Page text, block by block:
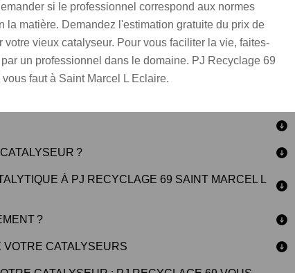
si le professionnel correspond aux normes
la matière. Demandez l'estimation gratuite du prix de
votre vieux catalyseur. Pour vous faciliter la vie, faites-
un professionnel dans le domaine. PJ Recyclage 69
vous faut à Saint Marcel L Eclaire.
?
À PJ RECYCLAGE 69 SAINT MARCEL L
?
CATALYSEURS